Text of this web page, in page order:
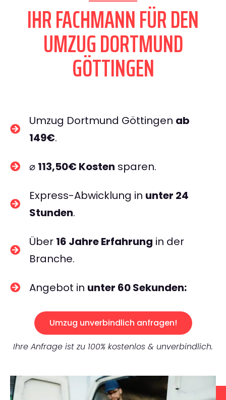
IHR FACHMANN FÜR DEN
UMZUG DORTMUND
GÖTTINGEN
Umzug Dortmund Göttingen ab
149€.
⌀ 113,50€ Kosten sparen.
Express-Abwicklung in unter 24
Stunden.
Über 16 Jahre Erfahrung in der
Branche.
Angebot in unter 60 Sekunden:
Umzug unverbindlich anfragen!
Ihre Anfrage ist zu 100% kostenlos & unverbindlich.